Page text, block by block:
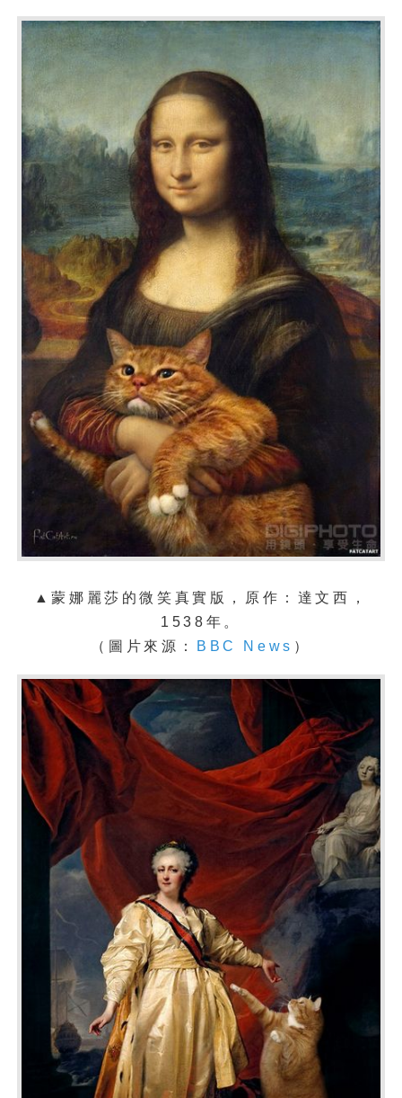
▲蒙娜麗莎的微笑真實版，原作：達文西，
1538年。
（圖片來源：
BBC News ）